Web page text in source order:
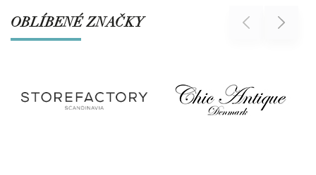
OBLÍBENÉ ZNAČKY Previous Next